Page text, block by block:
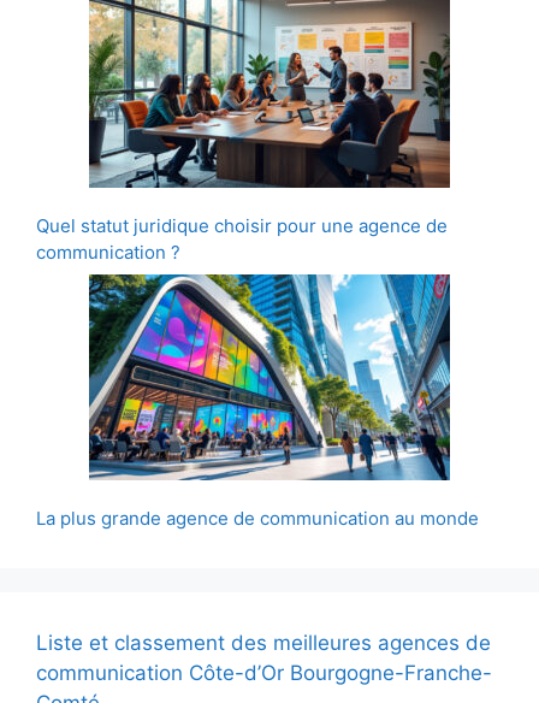
Quel statut juridique choisir pour une agence de
communication ?
La plus grande agence de communication au monde
Liste et classement des meilleures agences de
communication Côte-d’Or Bourgogne-Franche-